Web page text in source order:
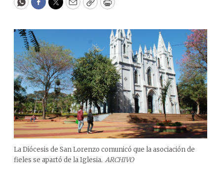
WhatsApp
Facebook
Twitter
EmailCopyPrint
La Diócesis de San Lorenzo comunicó que la asociación de
fieles se apartó de la Iglesia. ARCHIVO